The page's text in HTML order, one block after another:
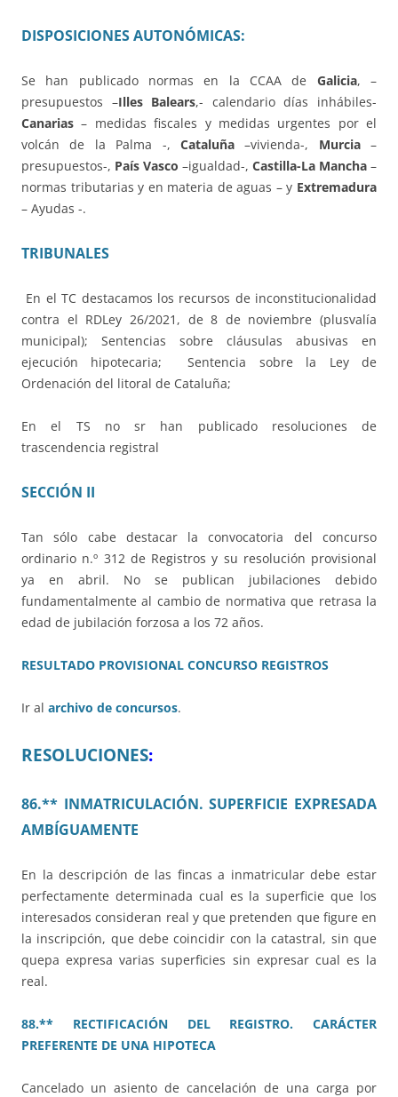
DISPOSICIONES AUTONÓMICAS:
Se han publicado normas en la CCAA de Galicia, –
presupuestos –Illes Balears,- calendario días inhábiles-
Canarias – medidas fiscales y medidas urgentes por el
volcán de la Palma -, Cataluña–vivienda-, Murcia–
presupuestos-, País Vasco –igualdad-, Castilla-La Mancha –
normas tributarias y en materia de aguas – y Extremadura
– Ayudas -.
TRIBUNALES
En el TC destacamos los recursos de inconstitucionalidad
contra el RDLey 26/2021, de 8 de noviembre (plusvalía
municipal); Sentencias sobre cláusulas abusivas en
ejecución hipotecaria; Sentencia sobre la Ley de
Ordenación del litoral de Cataluña;
En el TS no sr han publicado resoluciones de
trascendencia registral
SECCIÓN II
Tan sólo cabe destacar la convocatoria del concurso
ordinario n.º 312 de Registros y su resolución provisional
ya en abril. No se publican jubilaciones debido
fundamentalmente al cambio de normativa que retrasa la
edad de jubilación forzosa a los 72 años.
RESULTADO PROVISIONAL CONCURSO REGISTROS
Ir al archivo de concursos.
RESOLUCIONES:
86.** INMATRICULACIÓN. SUPERFICIE EXPRESADA
AMBÍGUAMENTE
En la descripción de las fincas a inmatricular debe estar
perfectamente determinada cual es la superficie que los
interesados consideran real y que pretenden que figure en
la inscripción, que debe coincidir con la catastral, sin que
quepa expresa varias superficies sin expresar cual es la
real.
88.** RECTIFICACIÓN DEL REGISTRO. CARÁCTER
PREFERENTE DE UNA HIPOTECA
Cancelado un asiento de cancelación de una carga por